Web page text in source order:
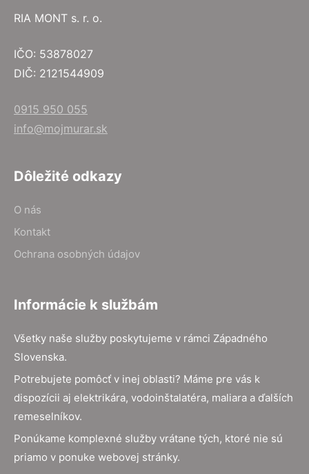
RIA MONT s. r. o.
IČO: 53878027
DIČ: 2121544909
0915 950 055
info@mojmurar.sk
Dôležité odkazy
O nás
Kontakt
Ochrana osobných údajov
Informácie k službám
Všetky naše služby poskytujeme v rámci Západného
Slovenska.
Potrebujete pomôcť v inej oblasti? Máme pre vás k
dispozícii aj elektrikára, vodoinštalatéra, maliara a ďalších
remeselníkov.
Ponúkame komplexné služby vrátane tých, ktoré nie sú
priamo v ponuke webovej stránky.